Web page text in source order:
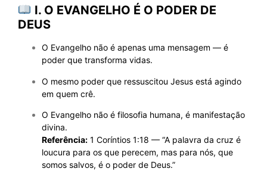
I. O EVANGELHO É O PODER DE
DEUS
O Evangelho não é apenas uma mensagem — é
poder que transforma vidas.
O mesmo poder que ressuscitou Jesus está agindo
em quem crê.
O Evangelho não é filosofia humana, é manifestação
divina.
Referência: 1 Coríntios 1:18 — “A palavra da cruz é
loucura para os que perecem, mas para nós, que
somos salvos, é o poder de Deus.”